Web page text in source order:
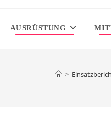
AUSRÜSTUNG
>